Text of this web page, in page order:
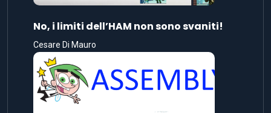
No, i limiti dell’HAM non sono svaniti!
Cesare Di Mauro